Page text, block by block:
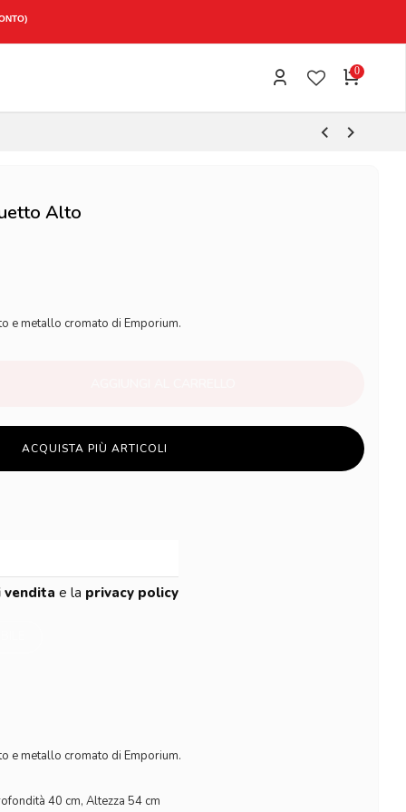
0
Alto
e metallo cromato di Emporium.
ACQUISTA PIÙ ARTICOLI
vendita e la privacy policy
e metallo cromato di Emporium.
40 cm, Altezza 54 cm